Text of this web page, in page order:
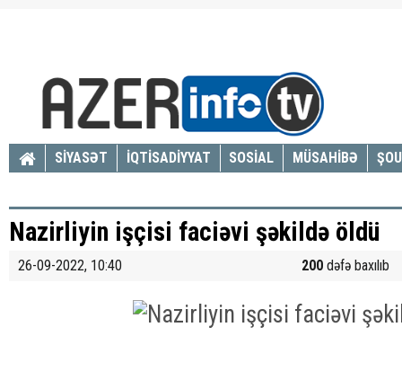
SİYASƏT İQTİSADİYYAT SOSİAL MÜSAHİBƏ
Nazirliyin işçisi faciəvi şəkildə öldü
26-09-2022, 10:40 200 dəfə baxılıb